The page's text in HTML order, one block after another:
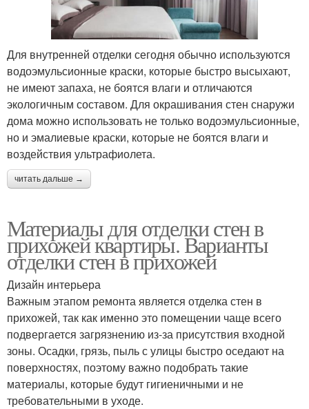
Для внутренней отделки сегодня обычно используются
водоэмульсионные краски, которые быстро высыхают,
не имеют запаха, не боятся влаги и отличаются
экологичным составом. Для окрашивания стен снаружи
дома можно использовать не только водоэмульсионные,
но и эмалиевые краски, которые не боятся влаги и
воздействия ультрафиолета.
читать дальше →
Материалы для отделки стен в
прихожей квартиры. Варианты
отделки стен в прихожей
Дизайн интерьера
Важным этапом ремонта является отделка стен в
прихожей, так как именно это помещении чаще всего
подвергается загрязнению из-за присутствия входной
зоны. Осадки, грязь, пыль с улицы быстро оседают на
поверхностях, поэтому важно подобрать такие
материалы, которые будут гигиеничными и не
требовательными в уходе.